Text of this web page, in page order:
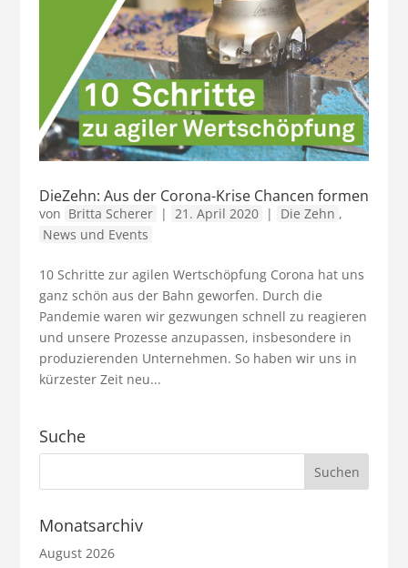
DieZehn: Aus der Corona-Krise Chancen formen
von Britta Scherer | 21. April 2020 | Die Zehn ,
News und Events
10 Schritte zur agilen Wertschöpfung Corona hat uns
ganz schön aus der Bahn geworfen. Durch die
Pandemie waren wir gezwungen schnell zu reagieren
und unsere Prozesse anzupassen, insbesondere in
produzierenden Unternehmen. So haben wir uns in
kürzester Zeit neu...
Suche
Monatsarchiv
August 2026